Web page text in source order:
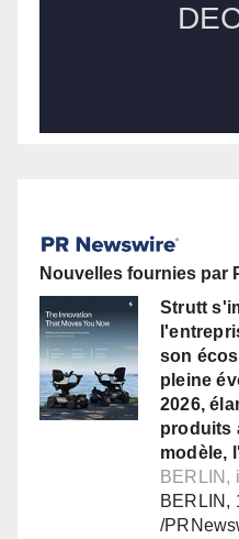
Nouvelles fournies par
Strutt
son
pleine
2026,
produits
modèle,
BERLIN,
BERLIN,
/